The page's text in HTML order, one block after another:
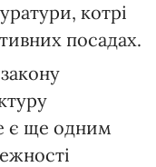
котрі
посадах.
є ще одним